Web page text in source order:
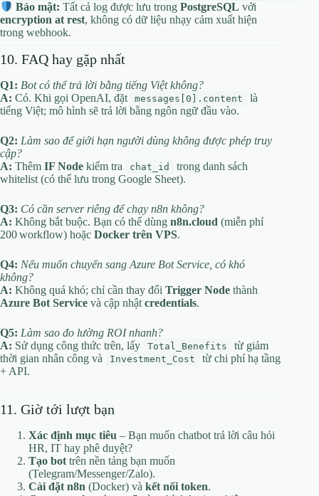
Bảo mật: Tất cả log được lưu trongPostgreSQL với
encryption at rest, không có dữ liệu nhạy cảm xuất hiện
trong webhook.
10. FAQ hay gặp nhất
Q1: Bot có thể trả lời bằng tiếng Việt không?
A: Có. Khi gọi OpenAI, đặt messages[0].content
là
tiếng Việt; mô hình sẽ trả lời bằng ngôn ngữ đầu vào.
Q2: Làm sao để giới hạn người dùng không được phép truy
cập?
A: Thêm IF Node kiểm tra chat_id
trong danh sách
whitelist (có thể lưu trong Google Sheet).
Q3: Có cần server riêng để chạy n8n không?
A: Không bắt buộc. Bạn có thể dùng n8n.cloud (miễn phí
200 workflow) hoặc Docker trên VPS.
Q4: Nếu muốn chuyển sang Azure Bot Service, có khó
không?
A: Không quá khó; chỉ cần thay đổi Trigger Node thành
Azure Bot Service và cập nhậtcredentials.
Q5: Làm sao đo lường ROI nhanh?
A: Sử dụng công thức trên, lấy Total_Benefits
từ giảm
thời gian nhân công và
Investment_Cost
từ chi phí hạ tầng
+ API.
11. Giờ tới lượt bạn
Xác định mục tiêu – Bạn muốn chatbot trả lời câu hỏi
HR, IT hay phê duyệt?
Tạo bottrên nền tảng bạn muốn
(Telegram/Messenger/Zalo).
Cài đặt n8n (Docker) và kết nối token.